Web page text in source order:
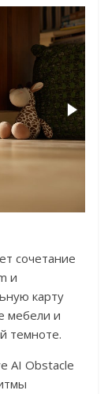
сочетание
и
карту
мебели и
темноте.
AI Obstacle